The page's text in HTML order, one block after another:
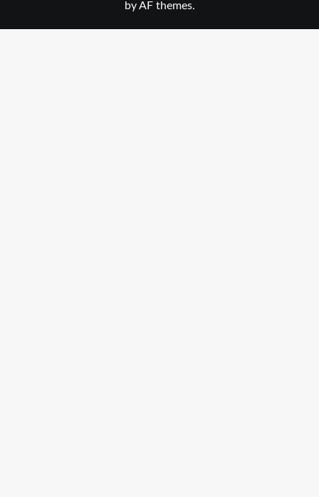
by AF themes.